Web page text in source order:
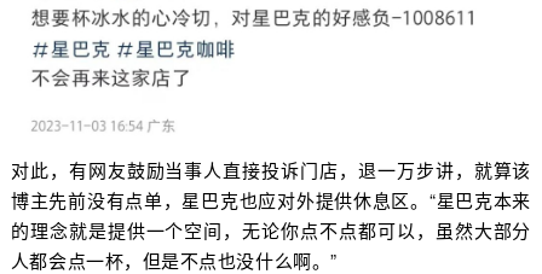
对此，有网友鼓励当事人直接投诉门店，退一万步讲，就算该
博主先前没有点单，星巴克也应对外提供休息区。“星巴克本来
的理念就是提供一个空间，无论你点不点都可以，虽然大部分
人都会点一杯，但是不点也没什么啊。”